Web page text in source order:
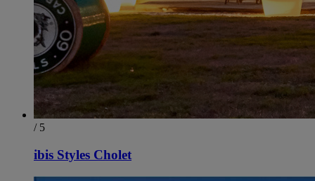
/ 5
ibis Styles Cholet